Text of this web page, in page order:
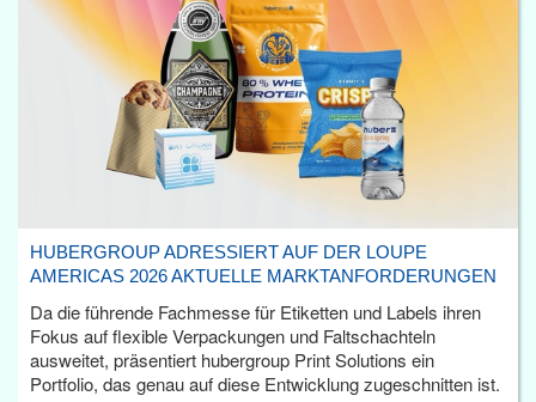
HUBERGROUP ADRESSIERT AUF DER LOUPE
AMERICAS 2026 AKTUELLE MARKTANFORDERUNGEN
Da die führende Fachmesse für Etiketten und Labels ihren
Fokus auf flexible Verpackungen und Faltschachteln
ausweitet, präsentiert hubergroup Print Solutions ein
Portfolio, das genau auf diese Entwicklung zugeschnitten ist.